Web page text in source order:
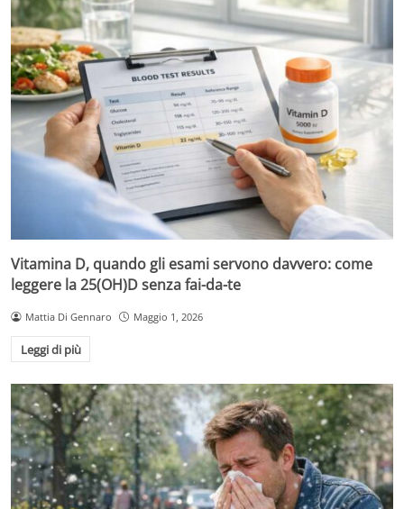
Vitamina D, quando gli esami servono davvero: come
leggere la 25(OH)D senza fai-da-te
Mattia Di Gennaro Maggio 1, 2026
Leggi di più